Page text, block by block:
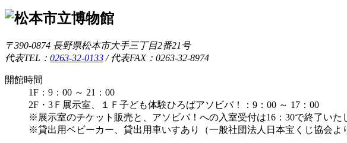
〒390-0874 長野県松本市大手三丁目2番21号
代表TEL： 0263-32-0133 /代表FAX：0263-32-8974
開館時間
1F：9：00 ～ 21：00
2F・3Ｆ展示室、１Ｆ子ども体験ひろばアソビバ！：9：00 ～ 17：00
※展示室のチケット販売と、アソビバ！への入室受付は16：30で終了いた
※貸出用ベビーカー、貸出用車いすあり（一般社団法人日本宝くじ協会よ